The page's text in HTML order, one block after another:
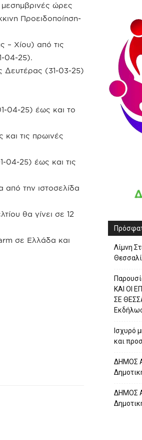
ώρες
Προειδοποίηση-
– Χίου) από τις
04-25).
Δευτέρας (31-03-25)
04-25) έως και το
τις πρωινές
04-25) έως και τις
από την ιστοσελίδα
θα γίνει σε 12
σε Ελλάδα και
Λίμνη
ΚΑΙ ΟΙ
ΣΕ
Ισχυρό
και
ΔΗΜΟΣ
ΔΗΜΟΣ